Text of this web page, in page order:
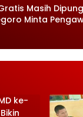
Masih
Minta